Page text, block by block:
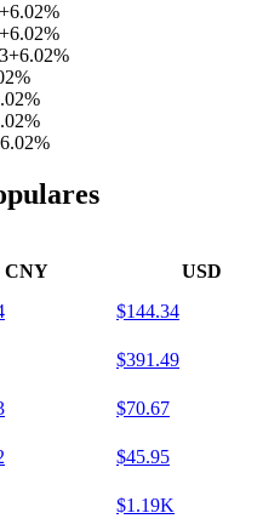
+6.02%
+6.02%
+6.02%
CNY USD
$144.34
$391.49
$70.67
$45.95
$1.19K